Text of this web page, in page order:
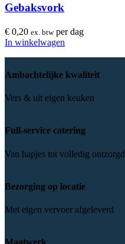
Gebaksvork
€ 0,20 ex. btwper dag
In winkelwagen
Ambachtelijke kwaliteit
Vers & uit eigen keuken
Full-service catering
Van hapjes tot volledig ontzorgd
Bezorging op locatie
Met eigen vervoer afgeleverd